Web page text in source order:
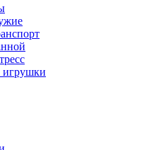
игрушки